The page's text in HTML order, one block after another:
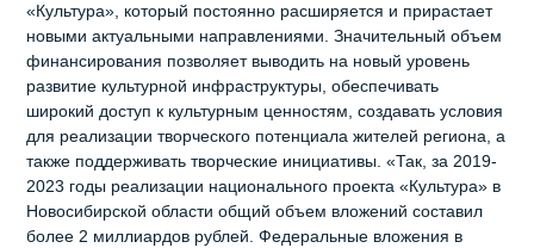
«Культура», который постоянно расширяется и прирастает
новыми актуальными направлениями. Значительный объем
финансирования позволяет выводить на новый уровень
развитие культурной инфраструктуры, обеспечивать
широкий доступ к культурным ценностям, создавать условия
для реализации творческого потенциала жителей региона, а
также поддерживать творческие инициативы. «Так, за 2019-
2023 годы реализации национального проекта «Культура» в
Новосибирской области общий объем вложений составил
более 2 миллиардов рублей. Федеральные вложения в